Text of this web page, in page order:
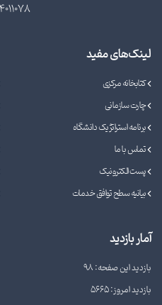
لینک‌های مفید
کتابخانه مرکزی
چارت سازمانی
برنامه استراتژیک دانشگاه
تماس با ما
پست الکترونیک
بیانیه سطح توافق خدمات
آمار بازدید
بازدید این صفحه: 98
بازدید امروز: 5665